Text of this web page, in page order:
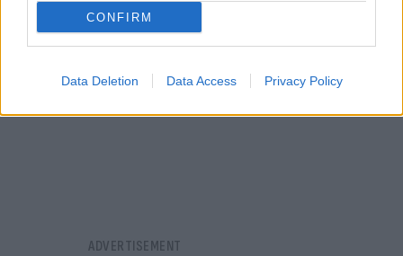
CONFIRM
Data Deletion Data Access Privacy Policy
Μήλος: «Πάρκαρε» ελικόπτερο στο
Σαρακήνικο και πήγε για μπάνιο με την
παρέα του